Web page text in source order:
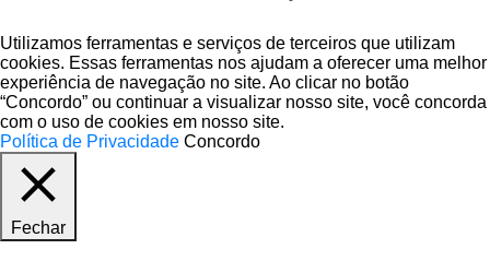
Utilizamos ferramentas e serviços de terceiros que utilizam
cookies. Essas ferramentas nos ajudam a oferecer uma melhor
experiência de navegação no site. Ao clicar no botão
“Concordo” ou continuar a visualizar nosso site, você concorda
com o uso de cookies em nosso site.
Política de Privacidade Concordo
Fechar